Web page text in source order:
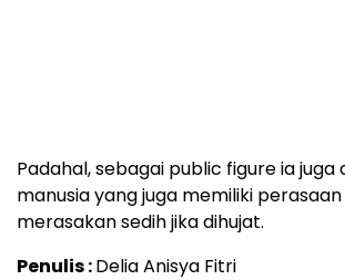
Padahal, sebagai public figure ia
manusia yang juga memiliki
merasakan sedih jika dihujat.
Penulis :Delia Anisya Fitri